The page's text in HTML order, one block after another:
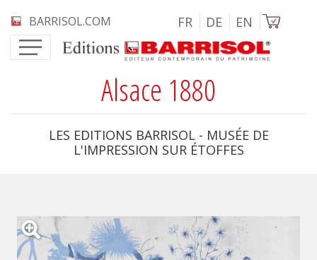
BARRISOL.COM FR DE EN Image
Alsace 1880
LES EDITIONS BARRISOL - MUSÉE DE
L'IMPRESSION SUR ÉTOFFES